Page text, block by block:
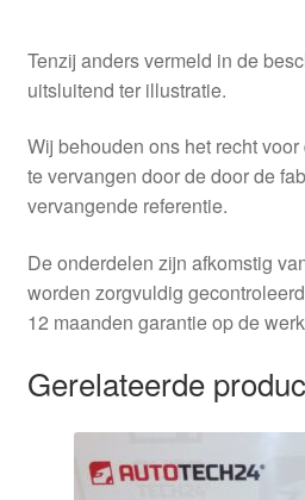
Tenzij anders vermeld in de
uitsluitend ter illustratie.
Wij behouden ons het recht
te vervangen door de door de
vervangende referentie.
De onderdelen zijn afkomstig
worden zorgvuldig
12 maanden garantie op de
Gerelateerde